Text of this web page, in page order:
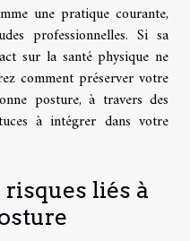
une pratique courante,
professionnelles. Si sa
sur la santé physique ne
comment préserver votre
posture, à travers des
à intégrer dans votre
liés à